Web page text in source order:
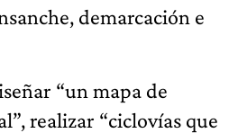
demarcación e
“un mapa de
realizar “ciclovías que